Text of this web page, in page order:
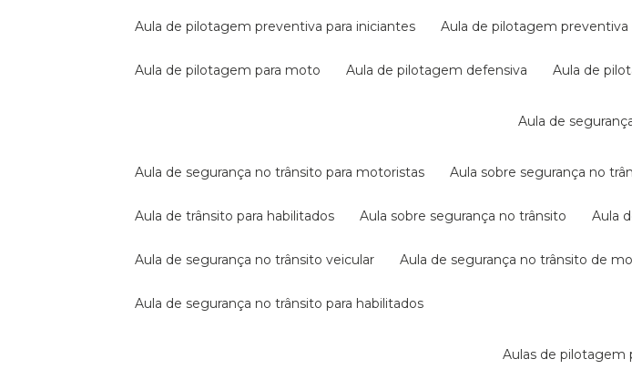
aula de pilotagem preventiva para iniciantes aula de pilotagem
aula de pilotagem para moto aula de pilotagem defensiva aula de
aula de
aula de segurança no trânsito para motoristas aula sobre segurança no
aula de trânsito para habilitados aula sobre segurança no trânsito aula
aula de segurança no trânsito veicular aula de segurança no trânsito de
aula de segurança no trânsito para habilitados
aulas de pilotagem